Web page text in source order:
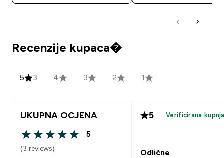
Recenzije kupaca�
5 3 4 3 2 1
UKUPNA OCJENA
5 out of 5 stars
5
(3 reviews)
5 Verificirana
Odlične